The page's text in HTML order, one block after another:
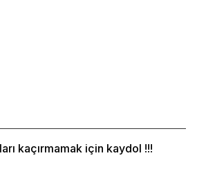
kaçırmamak için kaydol !!!